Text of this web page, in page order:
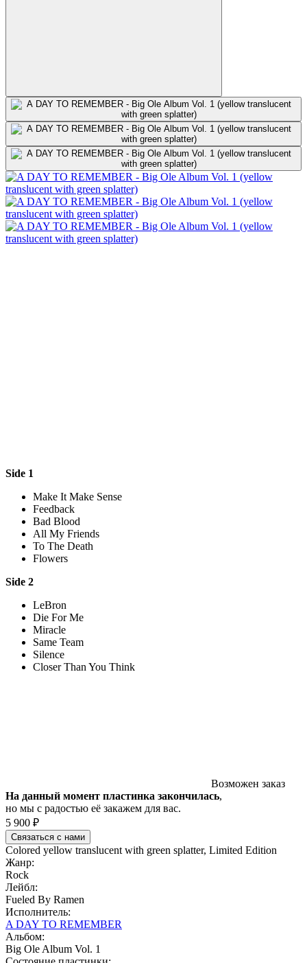
Side 1
Make It Make Sense
Feedback
Bad Blood
All My Friends
To The Death
Flowers
Side 2
LeBron
Die For Me
Miracle
Same Team
Silence
Closer Than You Think
Возможен заказ
На данный момент пластинка закончилась,
но мы с радостью её закажем для вас.
5 900 ₽
Связаться с нами
Colored yellow translucent with green splatter, Limited Edition
Жанр:
Rock
Лейбл:
Fueled By Ramen
Исполнитель:
A DAY TO REMEMBER
Альбом:
Big Ole Album Vol. 1